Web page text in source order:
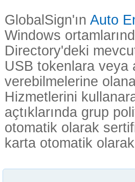
GlobalSign'ın Auto
Windows
Directory'deki
USB tokenlara veya
verebilmelerine
Hizmetlerini
açtıklarında grup
otomatik olarak
karta otomatik